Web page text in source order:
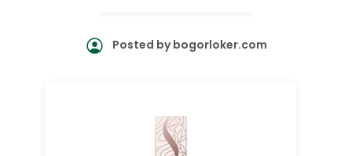
Posted bybogorloker.com